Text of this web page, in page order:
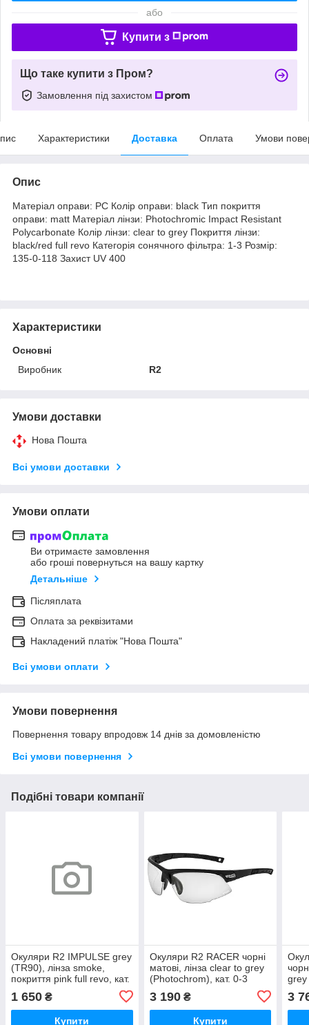
або
Купити з
Що таке купити з Пром?
Замовлення під захистом
Характеристики Доставка Оплата Умови
Опис
Матеріал оправи: PC Колір оправи: black Тип покриття
оправи: matt Матеріал лінзи: Photochromic Impact Resistant
Polycarbonate Колір лінзи: clear to grey Покриття лінзи:
black/red full revo Категорія сонячного фільтра: 1-3 Розмір:
135-0-118 Захист UV 400
Характеристики
Основні
Виробник
R2
Умови доставки
Нова Пошта
Всі умови доставки
Умови оплати
Ви отримаєте замовлення
або гроші повернуться на вашу картку
Детальніше
Післяплата
Оплата за реквізитами
Накладений платіж "Нова Пошта"
Всі умови оплати
Умови повернення
Повернення товару впродовж 14 днів за домовленістю
Всі умови повернення
Подібні товари компанії
Окуляри R2 IMPULSE grey
(TR90), лінза smoke,
покриття pink full revo, кат.
1 650 ₴
Купити
Окуляри R2 RACER чорні
матові, лінза clear to grey
(Photochrom), кат. 0-3
3 190₴
Купити
3